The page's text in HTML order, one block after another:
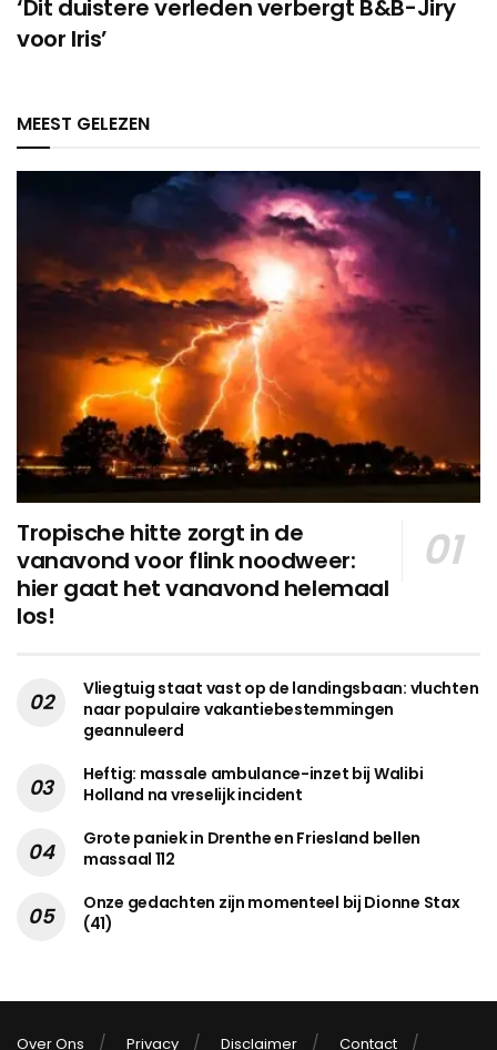
‘Dit duistere verleden verbergt B&B-Jiry
voor Iris’
MEEST GELEZEN
Tropische hitte zorgt in de
vanavond voor flink noodweer:
hier gaat het vanavond helemaal
los!
Vliegtuig staat vast op de landingsbaan: vluchten
naar populaire vakantiebestemmingen
geannuleerd
Heftig: massale ambulance-inzet bij Walibi
Holland na vreselijk incident
Grote paniek in Drenthe en Friesland bellen
massaal 112
Onze gedachten zijn momenteel bij Dionne Stax
(41)
Over Ons Privacy Disclaimer Contact